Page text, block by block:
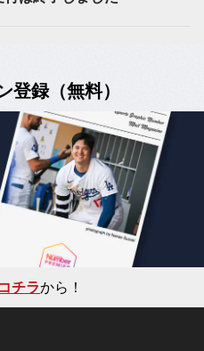
登録（無料）
コチラから！